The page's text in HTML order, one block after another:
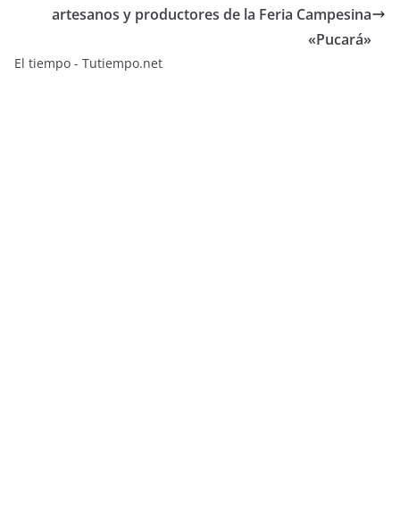
artesanos y productores de la Feria Campesina
«Pucará»
El tiempo - Tutiempo.net